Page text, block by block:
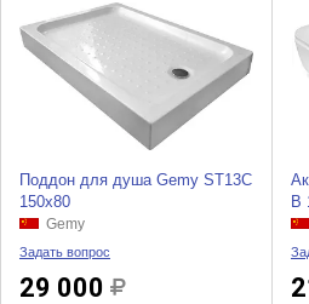
Поддон для душа Gemy ST13C
150x80
Gemy
Задать вопрос
29 000
B